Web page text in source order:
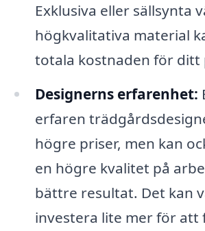
Exklusiva eller sällsynta
högkvalitativa material
totala kostnaden för ditt
Designerns erfarenhet:
erfaren
högre priser, men kan
en högre kvalitet på
bättre resultat. Det kan
investera lite mer för att